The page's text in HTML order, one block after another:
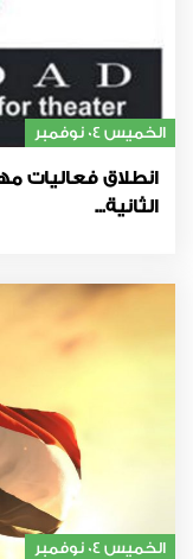
الخميس 04 نوفمبر
انطلاق فعاليات
الثانية...
الخميس 04 نوفمبر